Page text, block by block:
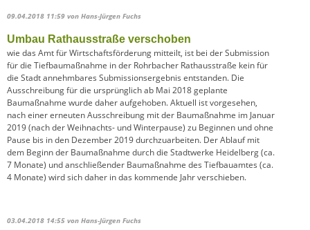
09.04.2018 11:59 von Hans-Jürgen Fuchs
Umbau Rathausstraße verschoben
wie das Amt für Wirtschaftsförderung mitteilt, ist bei der Submission
für die Tiefbaumaßnahme in der Rohrbacher Rathausstraße kein für
die Stadt annehmbares Submissionsergebnis entstanden. Die
Ausschreibung für die ursprünglich ab Mai 2018 geplante
Baumaßnahme wurde daher aufgehoben. Aktuell ist vorgesehen,
nach einer erneuten Ausschreibung mit der Baumaßnahme im Januar
2019 (nach der Weihnachts- und Winterpause) zu Beginnen und ohne
Pause bis in den Dezember 2019 durchzuarbeiten. Der Ablauf mit
dem Beginn der Baumaßnahme durch die Stadtwerke Heidelberg (ca.
7 Monate) und anschließender Baumaßnahme des Tiefbauamtes (ca.
4 Monate) wird sich daher in das kommende Jahr verschieben.
03.04.2018 14:55 von Hans-Jürgen Fuchs